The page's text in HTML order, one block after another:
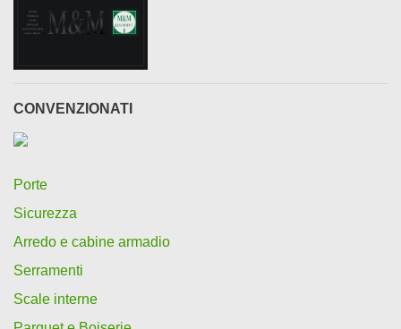
CONVENZIONATI
Porte
Sicurezza
Arredo e cabine armadio
Serramenti
Scale interne